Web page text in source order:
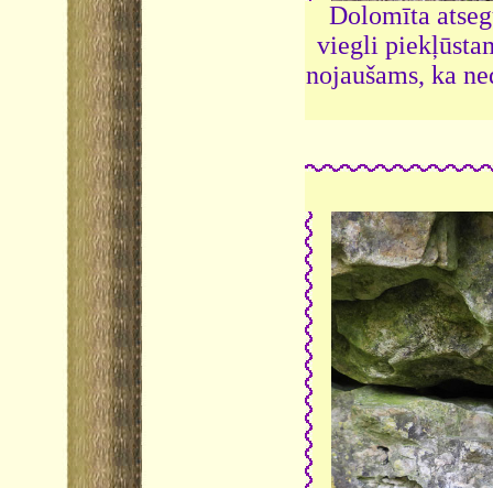
Dolomīta
viegli
nojaušams, ka